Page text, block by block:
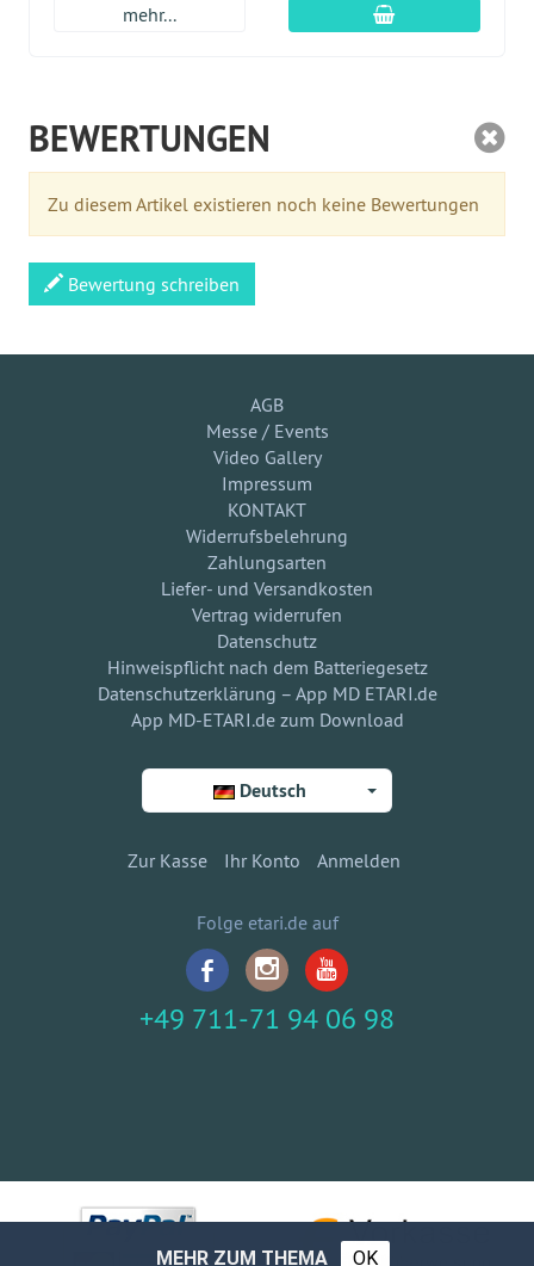
mehr... In den
BEWERTUNGEN
Zu diesem Artikel existieren noch keine Bewertungen
Bewertung schreiben
AGB
Messe / Events
Video Gallery
Impressum
KONTAKT
Widerrufsbelehrung
Zahlungsarten
Liefer- und Versandkosten
Vertrag widerrufen
Datenschutz
Hinweispflicht nach dem Batteriegesetz
Datenschutzerklärung – App MD ETARI.de
App MD-ETARI.de zum Download
Deutsch
Zur Kasse Ihr Konto Anmelden
Folge etari.de auf
+49 711-71 94 06 98
MEHR ZUM THEMA OK